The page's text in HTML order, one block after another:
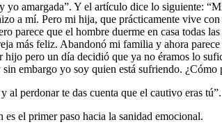
amargada”. Y el artículo dice lo siguiente:
a mí. Pero mi hija, que prácticamente vive
parece que el hombre duerme en casa
más feliz. Abandonó mi familia y ahora
pero un día decidió que ya no éramos lo
embargo yo soy quien está sufriendo.
perdonar te das cuenta que el cautivo eras tú”.
el primer paso hacia la sanidad emocional.